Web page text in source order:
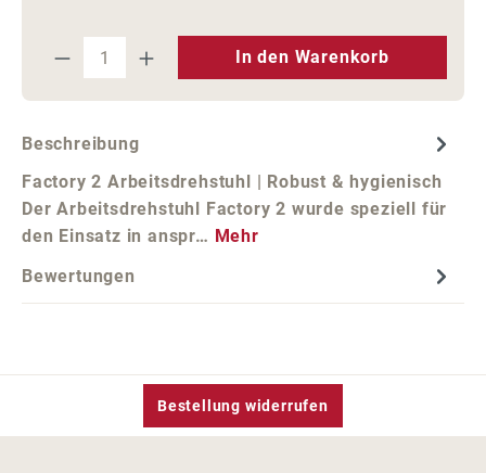
Produkt Anzahl: Gib den
In den Warenkorb
Beschreibung
Factory 2 Arbeitsdrehstuhl | Robust & hygienisch
Der Arbeitsdrehstuhl Factory 2 wurde speziell für
den Einsatz in anspr… Mehr
Bewertungen
Bestellung widerrufen